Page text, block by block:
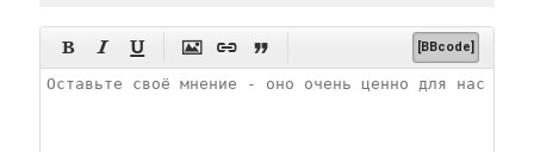
      [BBcode]